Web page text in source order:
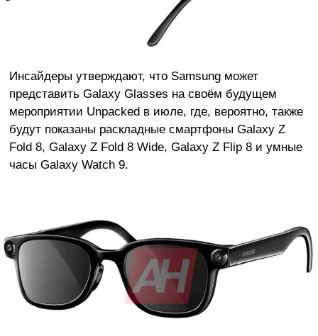
Инсайдеры утверждают, что Samsung может
представить Galaxy Glasses на своём будущем
мероприятии Unpacked в июле, где, вероятно, также
будут показаны раскладные смартфоны Galaxy Z
Fold 8, Galaxy Z Fold 8 Wide, Galaxy Z Flip 8 и умные
часы Galaxy Watch 9.